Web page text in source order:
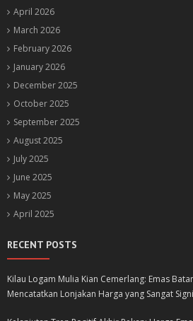
April 2026
March 2026
February 2026
January 2026
December 2025
October 2025
September 2025
August 2025
July 2025
June 2025
May 2025
April 2025
RECENT POSTS
Kilau Logam Mulia Kian Cemerlang: Emas
Mencatatkan Lonjakan Harga yang Sangat